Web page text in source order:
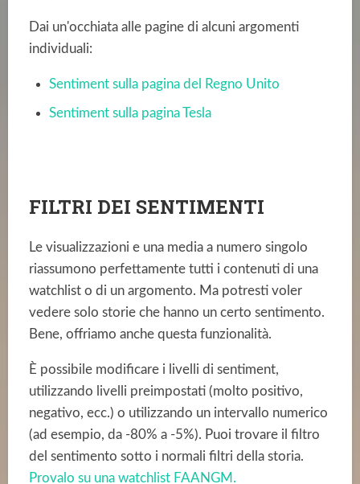
Dai un'occhiata alle pagine di alcuni argomenti
individuali:
Sentiment sulla pagina del Regno Unito
Sentiment sulla pagina Tesla
FILTRI DEI SENTIMENTI
Le visualizzazioni e una media a numero singolo
riassumono perfettamente tutti i contenuti di una
watchlist o di un argomento. Ma potresti voler
vedere solo storie che hanno un certo sentimento.
Bene, offriamo anche questa funzionalità.
È possibile modificare i livelli di sentiment,
utilizzando livelli preimpostati (molto positivo,
negativo, ecc.) o utilizzando un intervallo numerico
(ad esempio, da -80% a -5%). Puoi trovare il filtro
del sentimento sotto i normali filtri della storia.
Provalo su una watchlist FAANGM.